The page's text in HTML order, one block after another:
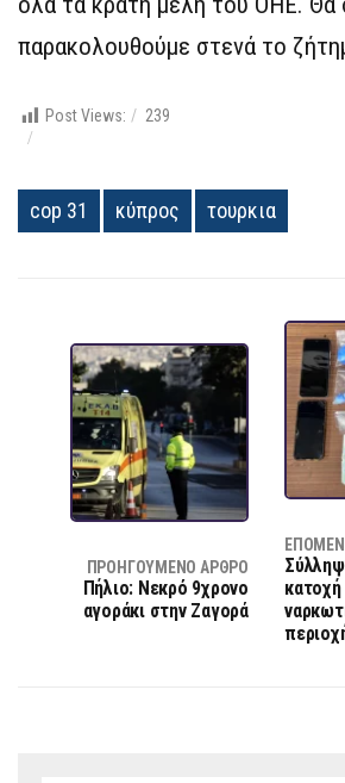
παρακολουθούμε στενά το
Post Views: 239
cop 31 κύπρος τουρκια
ΠΡΟΗΓΟΎΜΕΝΟ ΆΡΘΡΟ
Πήλιο: Νεκρό 9χρονο
αγοράκι στην Ζαγορά
κατοχή